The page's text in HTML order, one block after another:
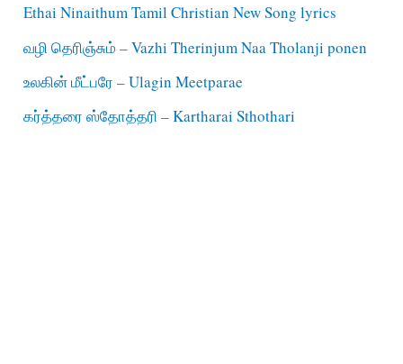
Ethai Ninaithum Tamil Christian New Song lyrics
வழி தெரிஞ்சும் – Vazhi Therinjum Naa Tholanji ponen
உலகின் மீட்பரே – Ulagin Meetparae
கர்த்தரை ஸ்தோத்தரி – Kartharai Sthothari